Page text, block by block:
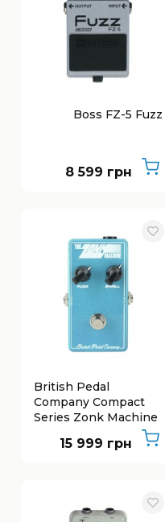
Boss FZ-5 Fuzz
8 599 грн
British Pedal
Company Compact
Series Zonk Machine
15 999 грн